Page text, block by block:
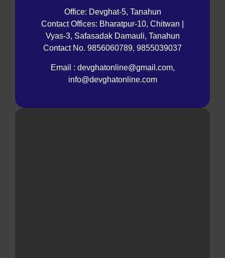
Office: Devghat-5, Tanahun
Contact Offices: Bharatpur-10, Chitwan |
Vyas-3, Safasadak Damauli, Tanahun
Contact No. 9856060789, 9855039037
Email : devghatonline@gmail.com,
info@devghatonline.com